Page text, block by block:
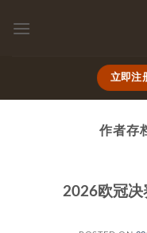
立即注
作者存
2026欧冠决